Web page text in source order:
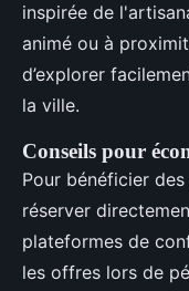
inspirée de
animé ou à
d’explorer
la ville.
Conseils pour
Pour bénéficier
réserver
plateformes de
les offres lors de